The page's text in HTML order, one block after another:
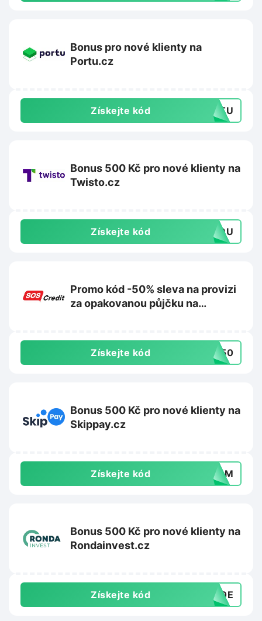
Bonus pro nové klienty na
Portu.cz
Získejte kód ORTU
Bonus 500 Kč pro nové klienty na
Twisto.cz
Získejte kód 439U
Promo kód -50% sleva na provizi
za opakovanou půjčku na
Získejte kód dm50
Bonus 500 Kč pro nové klienty na
Skippay.cz
Získejte kód PMGM
Bonus 500 Kč pro nové klienty na
Rondainvest.cz
Získejte kód 500E